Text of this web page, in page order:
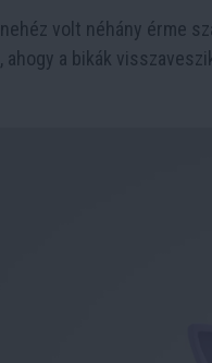
volt néhány érme
ahogy a bikák